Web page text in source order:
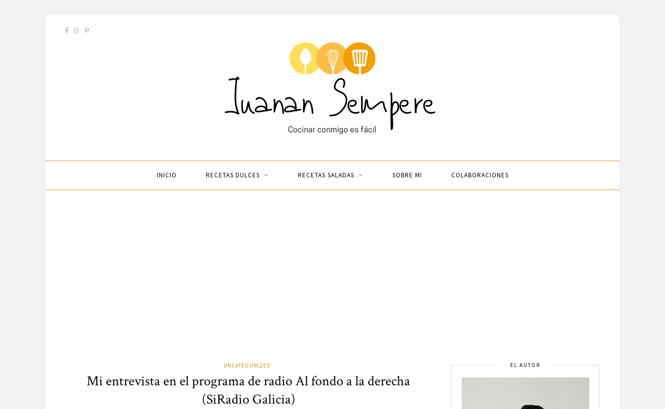
INICIO RECETAS DULCES RECETAS SALADAS SOBRE MI COLABORACIONES
UNCATEGORIZED
Mi entrevista en el programa de radio Al fondo a la derecha
(SiRadio Galicia)
EL AUTOR